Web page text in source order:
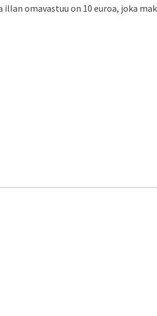
omavastuu on 10 euroa, joka